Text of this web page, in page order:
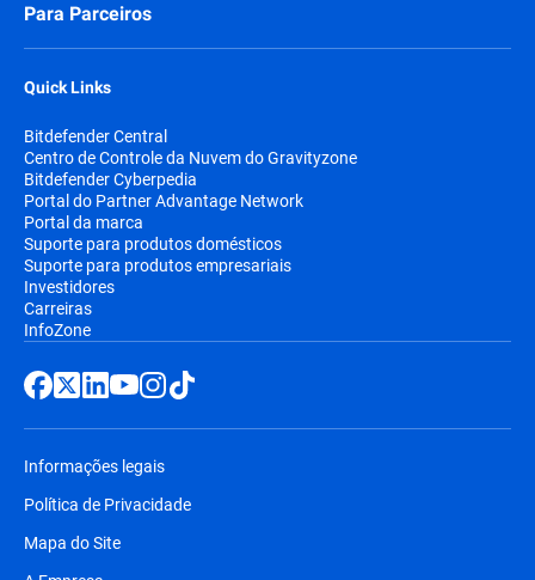
Para Parceiros
Quick Links
Bitdefender Central
Centro de Controle da Nuvem do Gravityzone
Bitdefender Cyberpedia
Portal do Partner Advantage Network
Portal da marca
Suporte para produtos domésticos
Suporte para produtos empresariais
Investidores
Carreiras
InfoZone
Informações legais
Política de Privacidade
Mapa do Site